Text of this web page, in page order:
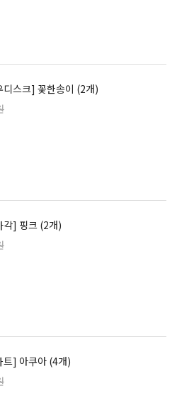
디스크] 꽃한송이 (2개)
각] 핑크 (2개)
트] 아쿠아 (4개)